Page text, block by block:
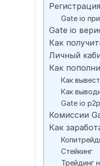
Gate io
Gate io
Как
Личный
Как
Как
Как
Gate io p2p
Комиссии
Как
Стейкинг
Трейдинг